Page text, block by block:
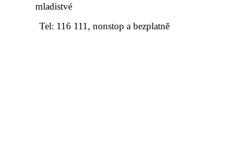
mladistvé
Tel: 116 111, nonstop a bezplatně